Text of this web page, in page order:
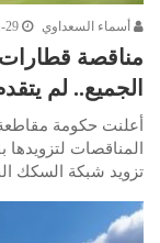
أسماء السعداوي 29
مناقصة
الجميع.. لم
أعلنت حكومة
المناقصات
تزويد شبكة السكك